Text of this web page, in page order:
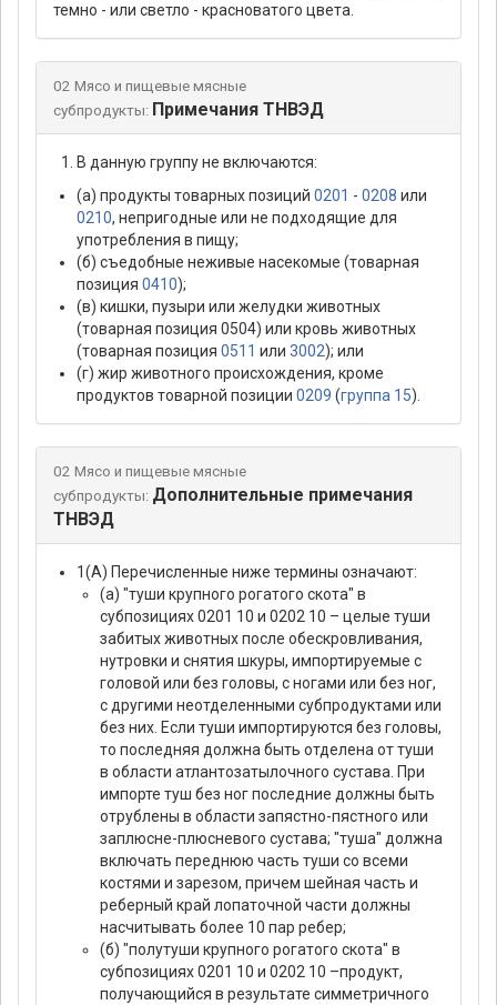
темно - или светло - красноватого цвета.
02 Мясо и пищевые мясные
субпродукты: Примечания ТНВЭД
В данную группу не включаются:
(а) продукты товарных позиций 0201 - 0208 или
0210, непригодные или не подходящие для
употребления в пищу;
(б) съедобные неживые насекомые (товарная
позиция 0410);
(в) кишки, пузыри или желудки животных
(товарная позиция 0504) или кровь животных
(товарная позиция 0511 или 3002); или
(г) жир животного происхождения, кроме
продуктов товарной позиции 0209 (группа 15).
02 Мясо и пищевые мясные
субпродукты: Дополнительные примечания
ТНВЭД
1(А) Перечисленные ниже термины означают:
(а) "туши крупного рогатого скота" в
субпозициях 0201 10 и 0202 10 – целые туши
забитых животных после обескровливания,
нутровки и снятия шкуры, импортируемые с
головой или без головы, с ногами или без ног,
с другими неотделенными субпродуктами или
без них. Если туши импортируются без головы,
то последняя должна быть отделена от туши
в области атлантозатылочного сустава. При
импорте туш без ног последние должны быть
отрублены в области запястно-пястного или
заплюсне-плюсневого сустава; "туша" должна
включать переднюю часть туши со всеми
костями и зарезом, причем шейная часть и
реберный край лопаточной части должны
насчитывать более 10 пар ребер;
(б) "полутуши крупного рогатого скота" в
субпозициях 0201 10 и 0202 10 –продукт,
получающийся в результате симметричного